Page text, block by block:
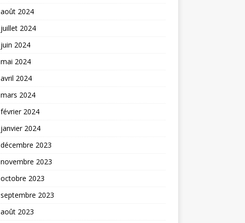
août 2024
juillet 2024
juin 2024
mai 2024
avril 2024
mars 2024
février 2024
janvier 2024
décembre 2023
novembre 2023
octobre 2023
septembre 2023
août 2023